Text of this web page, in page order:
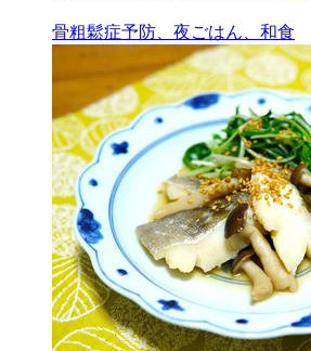
骨粗鬆症予防、夜ごはん、和食